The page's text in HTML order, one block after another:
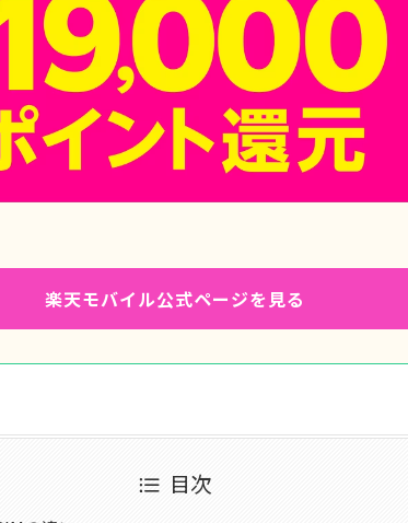
楽天モバイル公式ページを見る
目次